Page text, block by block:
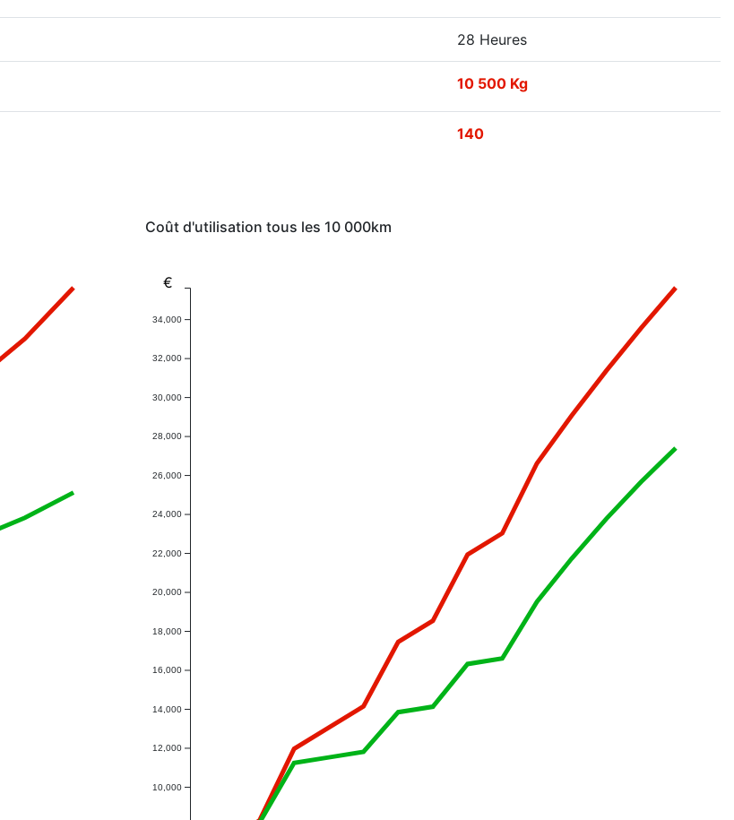
28 Heures
10 500 Kg
140
Coût d'utilisation tous les 10 000km
10,000
12,000
14,000
16,000
18,000
20,000
22,000
24,000
26,000
28,000
30,000
32,000
34,000
€